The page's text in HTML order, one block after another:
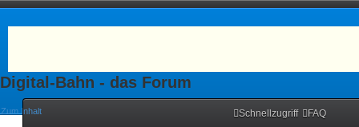
Digital-Bahn - das Forum
Zum Inhalt Schnellzugriff FAQ